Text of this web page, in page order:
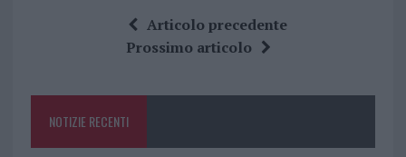
o
k
te
re
at
s
p
a
re
Articolo precedente
Prossimo articolo
NOTIZIE RECENTI